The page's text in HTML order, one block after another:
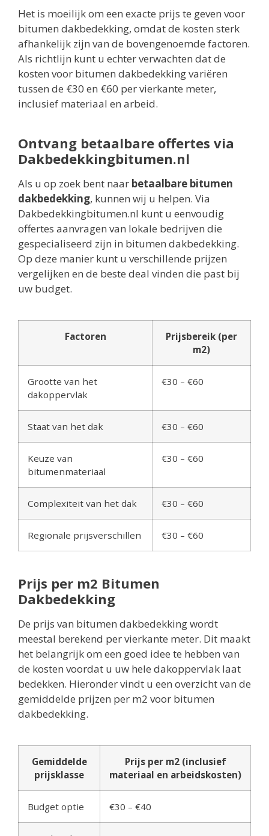
Het is moeilijk om een exacte prijs te geven voor
bitumen dakbedekking, omdat de kosten sterk
afhankelijk zijn van de bovengenoemde factoren.
Als richtlijn kunt u echter verwachten dat de
kosten voor bitumen dakbedekking variëren
tussen de €30 en €60 per vierkante meter,
inclusief materiaal en arbeid.
Ontvang betaalbare offertes via
Dakbedekkingbitumen.nl
Als u op zoek bent naar betaalbare bitumen
dakbedekking, kunnen wij u helpen. Via
Dakbedekkingbitumen.nl kunt u eenvoudig
offertes aanvragen van lokale bedrijven die
gespecialiseerd zijn in bitumen dakbedekking.
Op deze manier kunt u verschillende prijzen
vergelijken en de beste deal vinden die past bij
uw budget.
Factoren
Prijsbereik (per
m2)
Grootte van het
dakoppervlak
€30 – €60
Staat van het dak €30 – €60
Keuze van
bitumenmateriaal
€30 – €60
Complexiteit van het dak €30 – €60
Regionale prijsverschillen €30 – €60
Prijs per m2 Bitumen
Dakbedekking
De prijs van bitumen dakbedekking wordt
meestal berekend per vierkante meter. Dit maakt
het belangrijk om een goed idee te hebben van
de kosten voordat u uw hele dakoppervlak laat
bedekken. Hieronder vindt u een overzicht van de
gemiddelde prijzen per m2 voor bitumen
dakbedekking.
Gemiddelde
prijsklasse
Prijs per m2 (inclusief
materiaal en arbeidskosten)
Budget optie €30 – €40